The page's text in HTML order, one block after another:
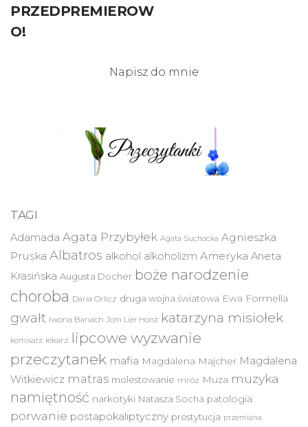
PRZEDPREMIEROW
O!
Napisz do mnie
TAGI
Adamada Agata Przybyłek Agata Suchocka Agnieszka
Pruska Albatros alkohol alkoholizm Ameryka Aneta
Krasińska Augusta Docher boże narodzenie
choroba Daria Orlicz druga wojna światowa Ewa Formella
gwałt Iwona Banach Jorn Lier Horst katarzyna misiołek
komisarz lekarz lipcowe wyzwanie
przeczytanek mafia Magdalena Majcher Magdalena
Witkiewicz matras molestowanie mróz Muza muzyka
namiętność narkotyki Natasza Socha patologia
porwanie postapokaliptyczny prostytucja przemiana